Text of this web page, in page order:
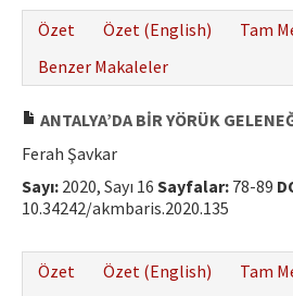
Özet
Özet (English) Tam
Benzer Makaleler
ANTALYA’DA BİR YÖRÜK
Ferah Şavkar
Sayı: 2020, Sayı 16 Sayfalar: 78-89
10.34242/akmbaris.2020.135
Özet
Özet (English) Tam